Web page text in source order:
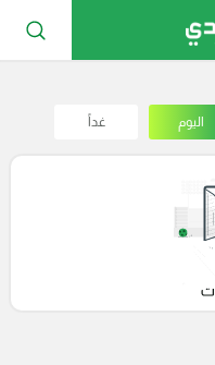
اليوم غداً